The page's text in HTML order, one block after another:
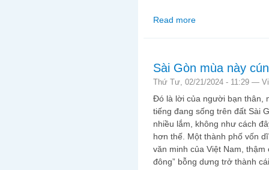
Read more
Sài Gòn mùa này
Thứ Tư, 02/21/2024 - 11:29 —
Đó là lời của người bạn thân,
tiếng đang sống trên đất Sài
nhiều lắm, không như cách
hơn thế. Một thành phố vốn
văn minh của Việt Nam,
đông” bỗng dưng trở thành